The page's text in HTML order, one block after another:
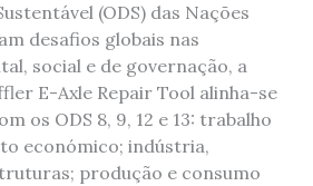
(ODS) das Nações
desafios globais nas
social e de governação, a
E-Axle Repair Tool alinha-se
os ODS 8, 9, 12 e 13: trabalho
económico; indústria,
produção e consumo